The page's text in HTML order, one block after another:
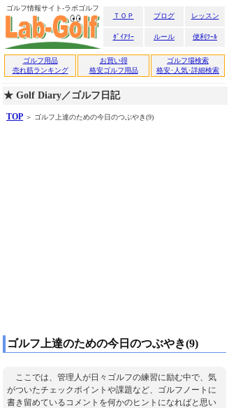
ゴルフ情報サイト-ラボゴルフ
ＴＯＰ
ブログ レッスン
ﾀﾞｲｱﾘｰ ルール 便利ﾂｰﾙ
ゴルフ用品
売れ筋ランキング
お買い得
格安ゴルフ用品
ゴルフ場検索
格安･人気･詳細検索
★ Golf Diary／ゴルフ日記
TOP ＞ ゴルフ上達のための今日のつぶやき(9)
ゴルフ上達のための今日のつぶやき(9)
ここでは、管理人が日々ゴルフの練習に励む中で、気
がついたチェックポイントや課題など、ゴルフノートに
書き留めているコメントを何かのヒントになればと思い